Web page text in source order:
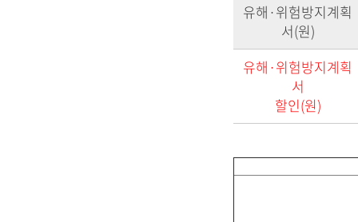
유해·위험방지계획
서(원)
유해·위험방지계획
서
할인(원)